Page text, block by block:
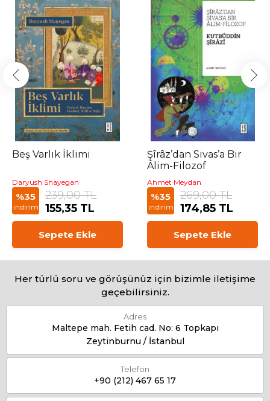
Beş Varlık İklimi
Daryush Shayegan
%35
indirim
239,00 TL
155,35 TL
Sepete Ekle
Şîrâz’dan Sivas’a Bir
Âlim-Filozof
Ahmet Meydan
%35
indirim
269,00 TL
174,85 TL
Sepete Ekle
Her türlü soru ve görüşünüz için bizimle iletişime
geçebilirsiniz.
Adres
Maltepe mah. Fetih cad. No: 6 Topkapı
Zeytinburnu / İstanbul
Telefon
+90 (212) 467 65 17